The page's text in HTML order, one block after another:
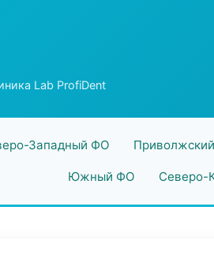
Lab ProfiDent
Западный ФО
Южный ФО Северо-